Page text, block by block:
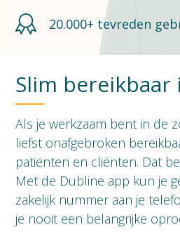
20.000+ tevreden
Slim bereikbaar
Als je werkzaam bent in de
liefst onafgebroken
patiënten en cliënten. Dat
Met de Dubline app kun je
zakelijk nummer aan je
je nooit een belangrijke